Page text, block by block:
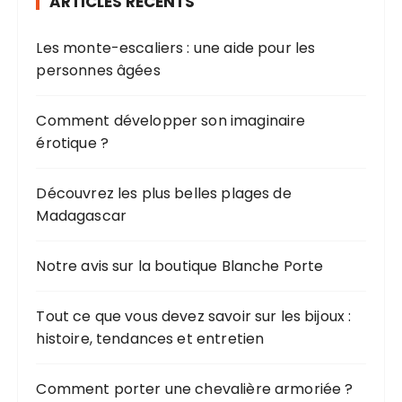
e
p
u
r
:
Les monte-escaliers : une aide pour les
personnes âgées
Comment développer son imaginaire
érotique ?
Découvrez les plus belles plages de
Madagascar
Notre avis sur la boutique Blanche Porte
Tout ce que vous devez savoir sur les bijoux :
histoire, tendances et entretien
Comment porter une chevalière armoriée ?